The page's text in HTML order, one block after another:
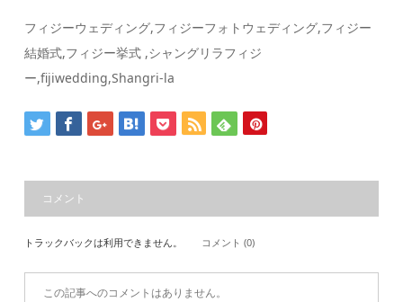
フィジーウェディング,フィジーフォトウェディング,フィジー
結婚式,フィジー挙式 ,シャングリラフィジ
ー,fijiwedding,Shangri-la
コメント
トラックバックは利用できません。 コメント (0)
この記事へのコメントはありません。